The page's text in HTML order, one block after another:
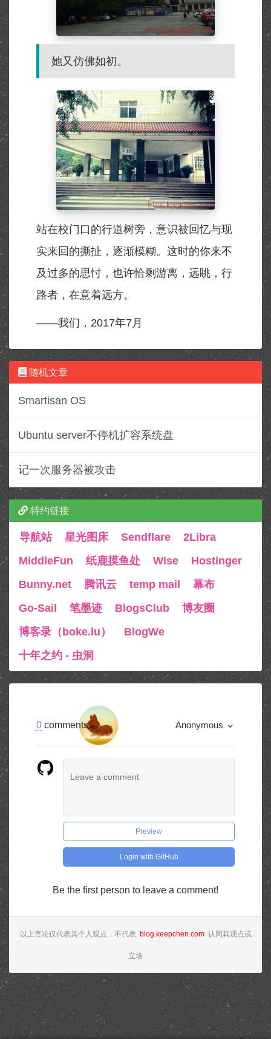
她又仿佛如初。
站在校门口的行道树旁，意识被回忆与现
实来回的撕扯，逐渐模糊。这时的你来不
及过多的思忖，也许恰剩游离，远眺，行
路者，在意着远方。
——我们，2017年7月
随机文章
Smartisan OS
Ubuntu server不停机扩容系统盘
记一次服务器被攻击
特约链接
导航站 星光图床 Sendflare
2Libra
MiddleFun
纸鹿摸鱼处 Wise
Hostinger
Bunny.net
腾讯云 temp mail
幕布
Go-Sail
笔墨迹 BlogsClub
博友圈
博客录（boke.lu）
BlogWe
十年之约 - 虫洞
0 comments Anonymous
Preview
Login with GitHub
Be the first person to leave a comment!
以上言论仅代表其个人观点，不代表 blog.keepchen.com认同其观点或
立场